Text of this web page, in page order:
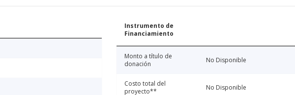
Instrumento de
Financiamiento
Monto a título de
donación
No Disponible
Costo total del
proyecto**
No Disponible